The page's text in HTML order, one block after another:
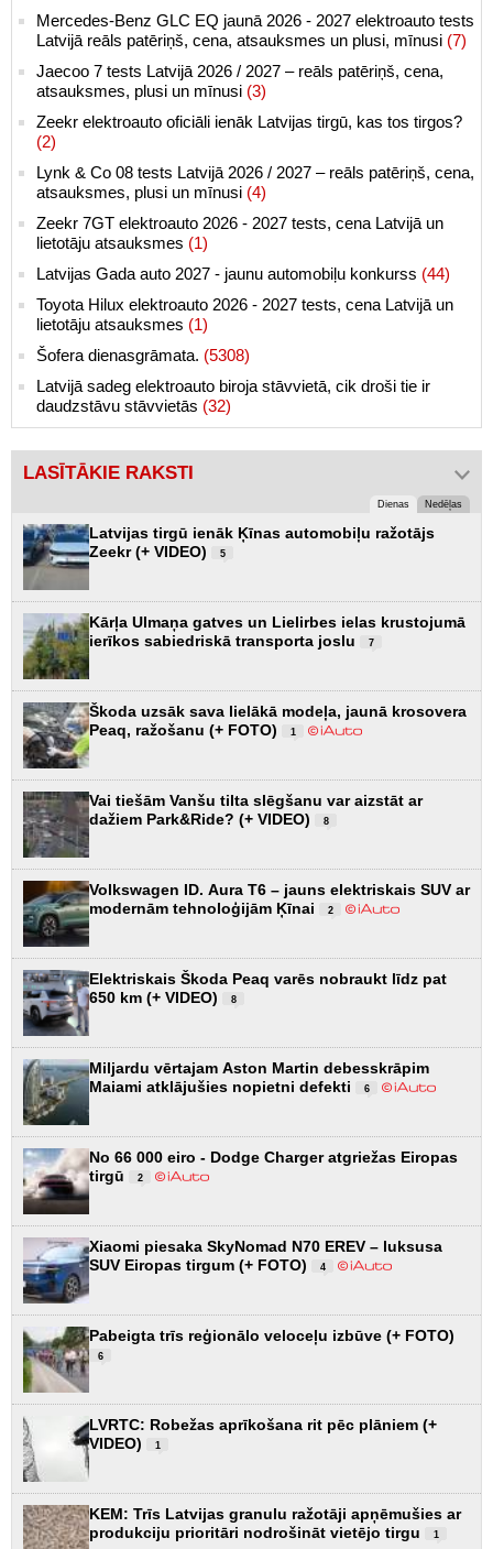
Mercedes-Benz GLC EQ jaunā 2026 - 2027 elektroauto tests
Latvijā reāls patēriņš, cena, atsauksmes un plusi, mīnusi (7)
Jaecoo 7 tests Latvijā 2026 / 2027 – reāls patēriņš, cena,
atsauksmes, plusi un mīnusi (3)
Zeekr elektroauto oficiāli ienāk Latvijas tirgū, kas tos tirgos?
(2)
Lynk & Co 08 tests Latvijā 2026 / 2027 – reāls patēriņš, cena,
atsauksmes, plusi un mīnusi (4)
Zeekr 7GT elektroauto 2026 - 2027 tests, cena Latvijā un
lietotāju atsauksmes (1)
Latvijas Gada auto 2027 - jaunu automobiļu konkurss (44)
Toyota Hilux elektroauto 2026 - 2027 tests, cena Latvijā un
lietotāju atsauksmes (1)
Šofera dienasgrāmata. (5308)
Latvijā sadeg elektroauto biroja stāvvietā, cik droši tie ir
daudzstāvu stāvvietās (32)
LASĪTĀKIE RAKSTI
Dienas Nedēļas
Latvijas tirgū ienāk Ķīnas automobiļu ražotājs
Zeekr (+ VIDEO)
5
Kārļa Ulmaņa gatves un Lielirbes ielas krustojumā
ierīkos sabiedriskā transporta joslu
7
Škoda uzsāk sava lielākā modeļa, jaunā krosovera
Peaq, ražošanu (+ FOTO)
1
Vai tiešām Vanšu tilta slēgšanu var aizstāt ar
dažiem Park&Ride? (+ VIDEO)
8
Volkswagen ID. Aura T6 – jauns elektriskais SUV ar
modernām tehnoloģijām Ķīnai
2
Elektriskais Škoda Peaq varēs nobraukt līdz pat
650 km (+ VIDEO)
8
Miljardu vērtajam Aston Martin debesskrāpim
Maiami atklājušies nopietni defekti
6
No 66 000 eiro - Dodge Charger atgriežas Eiropas
tirgū
2
Xiaomi piesaka SkyNomad N70 EREV – luksusa
SUV Eiropas tirgum (+ FOTO)
4
Pabeigta trīs reģionālo veloceļu izbūve (+ FOTO)
6
LVRTC: Robežas aprīkošana rit pēc plāniem (+
VIDEO)
1
KEM: Trīs Latvijas granulu ražotāji apņēmušies ar
produkciju prioritāri nodrošināt vietējo tirgu
1